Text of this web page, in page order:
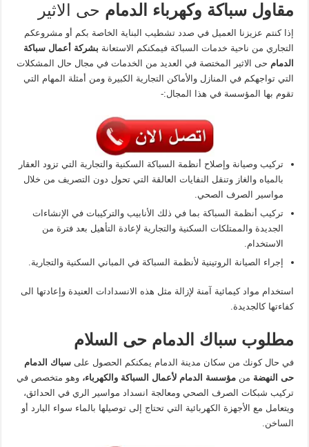
مقاول سباكة وكهرباء الدمام حى الاثير
إذا كنتم عزيزنا العميل في صدد تشطيب البناية الخاصة بكم أو مشروعكم
التجاري من ناحية خدمات السباكة فيمكنكم الاستعانة بشركة أعمال سباكة
الدمام حى الاثير المختصة في العديد من الخدمات في مجال حال المشكلات
التي تواجهكم في المنازل والأماكن التجارية الكبيرة ومن أمثلة المهام التي
تقوم بها المؤسسة في هذا المجال:-
تركيب وصيانة وإصلاح أنظمة السباكة السكنية والتجارية التي تزود العقار
بالمياه والغاز وتنقل النفايات العالقة التي تحول دون التصريف من خلال
مواسير الصرف الصحي.
تركيب أنظمة السباكة بما في ذلك الأنابيب والتركيبات في الإنشاءات
الجديدة والممتلكات السكنية والتجارية لإعادة التأهيل بعد فترة من
الاستخدام.
إجراء الصيانة الروتينية لأنظمة السباكة في المباني السكنية والتجارية.
استخدام مواد كيمائية آمنة لإزالة مثل هذه الانسدادات العنيدة وإعادتها الى
كفاءتها كالجديدة.
مطلوب سباك الدمام حى السلام
في حال كونك من سكان مدينة الدمام يمكنكم الحصول على سباك الدمام
حى النهضة من مؤسسة الدمام لأعمال السباكة والكهرباء،وهو متخصص في
تركيب شبكات الصرف الصحي ومعالجة انسداد مواسير الري في الحدائق،
ويتعامل مع الأجهزة الكهربائية التي تحتاج إلى توصيلها بالماء سواء البارد أو
الساخن.